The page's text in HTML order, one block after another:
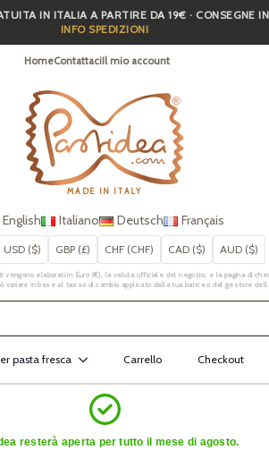
IN ITALIA A PARTIRE DA 19€ · CONSEGNE
INFO SPEDIZIONI
HomeContattaciIl mio account
MADE IN ITALY
English Italiano Deutsch Français
USD ($) GBP (£) CHF (CHF) CAD ($) AUD ($)
elaborati in Euro (€), la valuta ufficiale del negozio, e la pagina di
variare in base al tasso di cambio applicato dalla tua banca o dal gestore
pasta fresca Carrello Checkout
resterà aperta per tutto il mese di agosto.